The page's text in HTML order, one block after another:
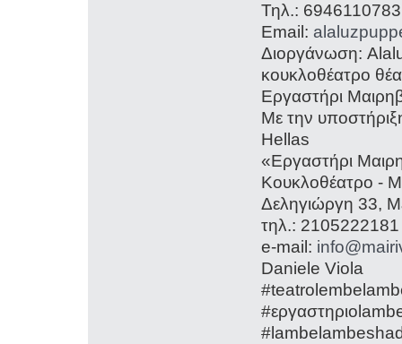
Τηλ.:
Email:
Διοργάνωση:
κουκλοθέατρο
Εργαστήρι
Με την
Hellas
«Εργαστήρι
Κουκλοθέατρο -
Δεληγιώργη 33,
τηλ.:
e-mail:
Daniele Viola